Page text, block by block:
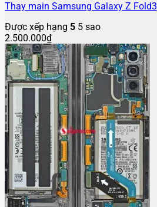
Thay main Samsung Galaxy Z Fold3
Được xếp hạng 5 5 sao
2.500.000₫